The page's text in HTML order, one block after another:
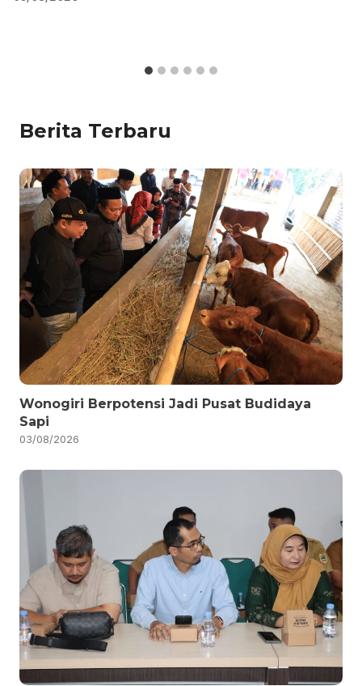
Berita Terbaru
Wonogiri Berpotensi Jadi Pusat Budidaya
Sapi
03/08/2026